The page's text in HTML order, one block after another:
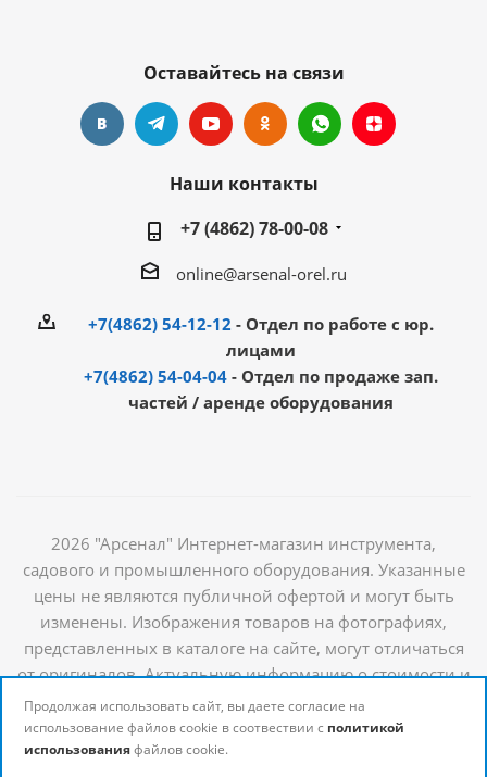
Оставайтесь на связи
Наши контакты
+7 (4862) 78-00-08
online@arsenal-orel.ru
+7(4862) 54-12-12 - Отдел по работе с юр.
лицами
+7(4862) 54-04-04 - Отдел по продаже зап.
частей / аренде оборудования
2026 "Арсенал" Интернет-магазин инструмента,
садового и промышленного оборудования. Указанные
цены не являются публичной офертой и могут быть
изменены. Изображения товаров на фотографиях,
представленных в каталоге на сайте, могут отличаться
от оригиналов. Актуальную информацию о стоимости и
наличии товаров можно получить у наших
менеджеров
Продолжая использовать сайт, вы даете согласие на
использование файлов cookie в соотвествии с политикой
использованияфайлов cookie.